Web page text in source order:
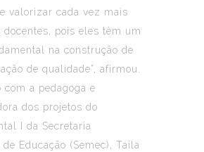
valorizar cada vez mais
docentes, pois eles têm um
na construção de
de qualidade”, afirmou.
com a pedagoga e
dos projetos do
I da Secretaria
Educação (Semec), Taila